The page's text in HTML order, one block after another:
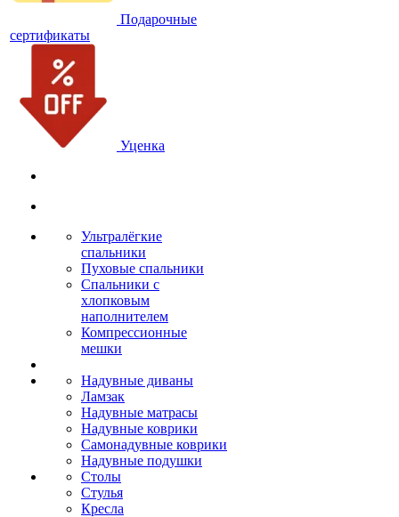
Подарочные
сертификаты
Уценка
Ультралёгкие
спальники
Пуховые спальники
Спальники с
хлопковым
наполнителем
Компрессионные
мешки
Надувные диваны
Ламзак
Надувные матрасы
Надувные коврики
Самонадувные коврики
Надувные подушки
Столы
Стулья
Кресла